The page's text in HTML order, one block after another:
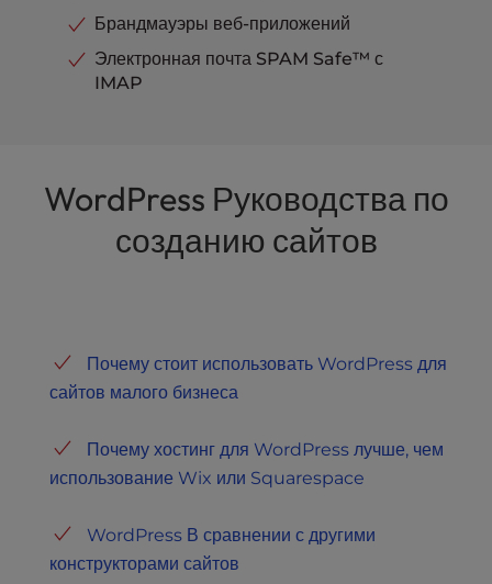
Брандмауэры веб-приложений
Электронная почта SPAM Safe™ с
IMAP
WordPress Руководства по
созданию сайтов
Почему стоит использовать WordPress для
сайтов малого бизнеса
Почему хостинг для WordPress лучше, чем
использование Wix или Squarespace
WordPress В сравнении с другими
конструкторами сайтов